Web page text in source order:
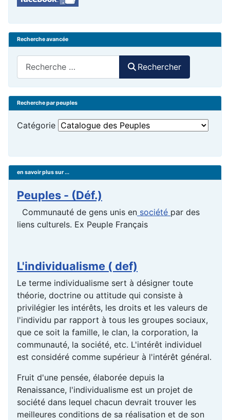
Recherche avancée
Rechercher
Recherche par peuples
Catégorie
en savoir plus sur ...
Peuples - (Déf.)
Communauté de gens unis en société par des
liens culturels. Ex Peuple Français
L'individualisme ( def)
Le terme individualisme sert à désigner toute
théorie, doctrine ou attitude qui consiste à
privilégier les intérêts, les droits et les valeurs de
l'individu par rapport à tous les groupes sociaux,
que ce soit la famille, le clan, la corporation, la
communauté, la société, etc. L'intérêt individuel
est considéré comme supérieur à l'intérêt général.
Fruit d'une pensée, élaborée depuis la
Renaissance, l'individualisme est un projet de
société dans lequel chacun devrait trouver les
meilleures conditions de sa réalisation et de son